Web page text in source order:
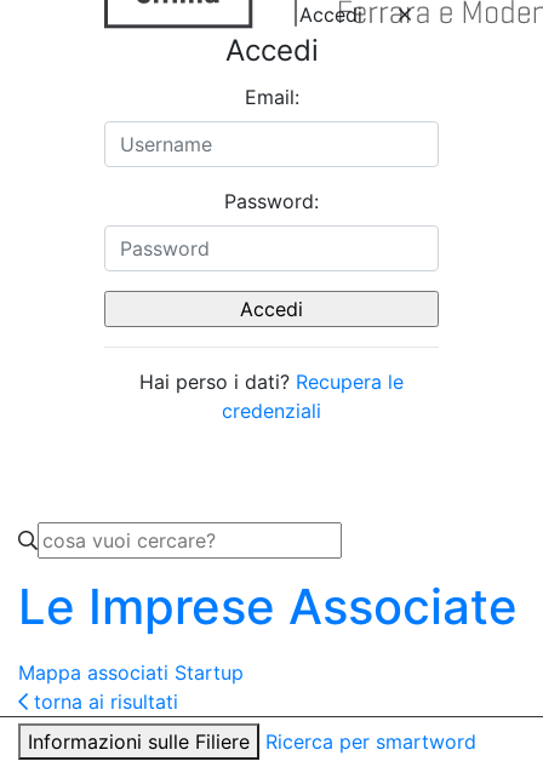
Accedi
Accedi
Email:
Password:
Hai perso i dati? Recupera le
credenziali
Le Imprese Associate
Mappa associati Startup
torna ai risultati
Informazioni sulle Filiere
Ricerca per smartword